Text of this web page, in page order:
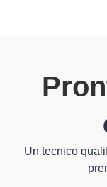
Un tecnico